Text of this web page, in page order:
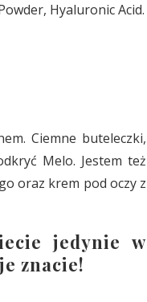
Hyaluronic Acid.
Ciemne buteleczki,
Melo. Jestem też
oraz krem pod oczy z
jedynie w
znacie!